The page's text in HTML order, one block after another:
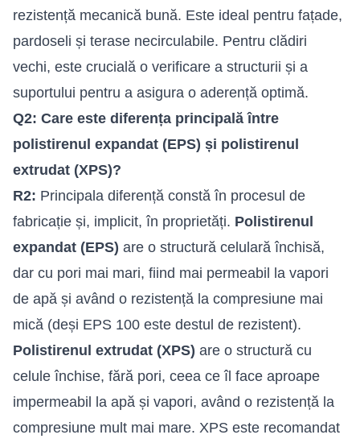
rezistență mecanică bună. Este ideal pentru fațade,
pardoseli și terase necirculabile. Pentru clădiri
vechi, este crucială o verificare a structurii și a
suportului pentru a asigura o aderență optimă.
Q2: Care este diferența principală între
polistirenul expandat (EPS) și polistirenul
extrudat (XPS)?
R2: Principala diferență constă în procesul de
fabricație și, implicit, în proprietăți. Polistirenul
expandat (EPS) are o structură celulară închisă,
dar cu pori mai mari, fiind mai permeabil la vapori
de apă și având o rezistență la compresiune mai
mică (deși EPS 100 este destul de rezistent).
Polistirenul extrudat (XPS) are o structură cu
celule închise, fără pori, ceea ce îl face aproape
impermeabil la apă și vapori, având o rezistență la
compresiune mult mai mare. XPS este recomandat